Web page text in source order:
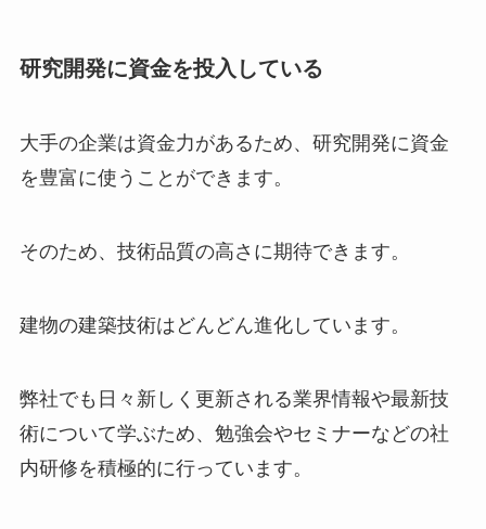
研究開発に資金を投入している
大手の企業は資金力があるため、研究開発に資金
を豊富に使うことができます。
そのため、技術品質の高さに期待できます。
建物の建築技術はどんどん進化しています。
弊社でも日々新しく更新される業界情報や最新技
術について学ぶため、勉強会やセミナーなどの社
内研修を積極的に行っています。